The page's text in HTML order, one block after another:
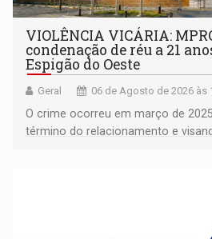
VIOLÊNCIA VICÁRIA:
condenação de réu a 21
Espigão do Oeste
Geral 06 de Agosto de 2026 às
O crime ocorreu em março de
término do relacionamento e